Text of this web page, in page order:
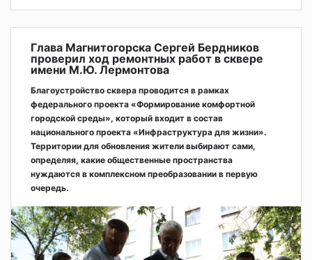
Глава Магнитогорска Сергей Бердников
проверил ход ремонтных работ в сквере
имени М.Ю. Лермонтова
Благоустройство сквера проводится в рамках
федерального проекта «Формирование комфортной
городской среды», который входит в состав
национального проекта «Инфраструктура для жизни».
Территории для обновления жители выбирают сами,
определяя, какие общественные пространства
нуждаются в комплексном преобразовании в первую
очередь.